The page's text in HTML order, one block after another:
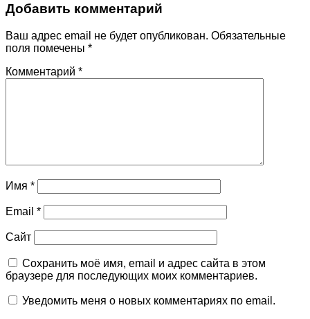
Добавить комментарий
Ваш адрес email не будет опубликован. Обязательные
поля помечены *
Комментарий *
Имя *
Email *
Сайт
Сохранить моё имя, email и адрес сайта в этом
браузере для последующих моих комментариев.
Уведомить меня о новых комментариях по email.